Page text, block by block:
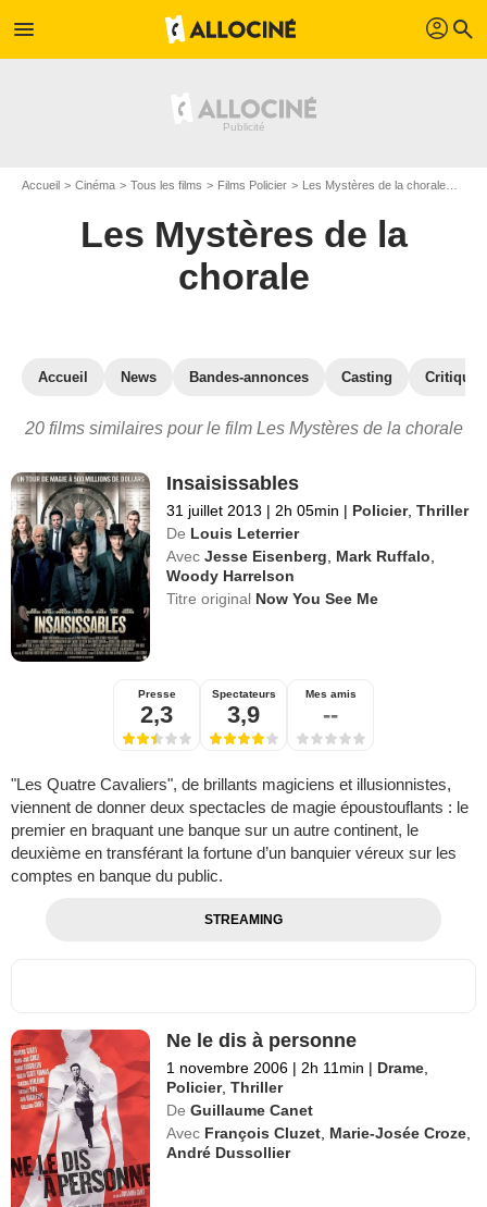
menu profil search
Accueil Cinéma Tous les films Films Policier Les Mystères de la chorale
Les Mystères de la
chorale
Accueil News Bandes-annonces Casting
20 films similaires pour le film Les Mystères de la chorale
Insaisissables
31 juillet 2013 | 2h 05min | Policier,Thriller
De Louis Leterrier
Avec Jesse Eisenberg Mark Ruffalo
Woody Harrelson
Titre original Now You See Me
Presse
2,3
Spectateurs
3,9
Mes amis
--
"Les Quatre Cavaliers", de brillants magiciens et illusionnistes,
viennent de donner deux spectacles de magie époustouflants : le
premier en braquant une banque sur un autre continent, le
deuxième en transférant la fortune d’un banquier véreux sur les
comptes en banque du public.
STREAMING
Ne le dis à personne
1 novembre 2006 | 2h 11min | Drame
Policier,Thriller
De Guillaume Canet
Avec François Cluzet Marie-Josée Croze
André Dussollier